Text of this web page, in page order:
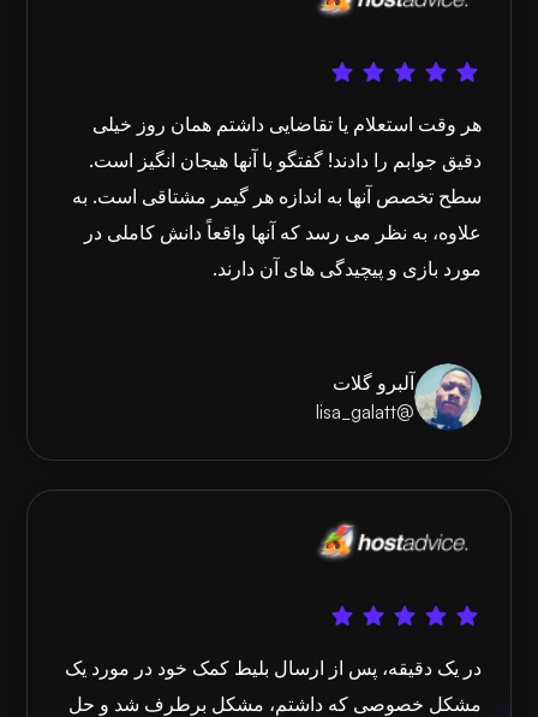
هر وقت استعلام یا تقاضایی داشتم همان روز خیلی
دقیق جوابم را دادند! گفتگو با آنها هیجان انگیز است.
سطح تخصص آنها به اندازه هر گیمر مشتاقی است. به
علاوه، به نظر می رسد که آنها واقعاً دانش کاملی در
مورد بازی و پیچیدگی های آن دارند.
آلبرو گلات
@lisa_galatt
در یک دقیقه، پس از ارسال بلیط کمک خود در مورد یک
مشکل خصوصی که داشتم، مشکل برطرف شد و حل